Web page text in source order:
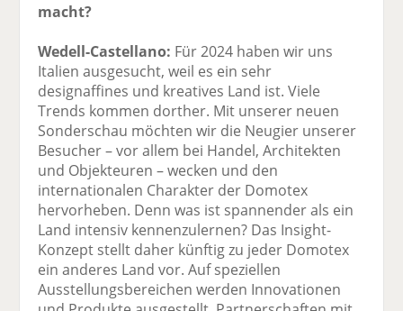
macht?
Wedell-Castellano: Für 2024 haben wir uns
Italien ausgesucht, weil es ein sehr
designaffines und kreatives Land ist. Viele
Trends kommen dorther. Mit unserer neuen
Sonderschau möchten wir die Neugier unserer
Besucher – vor allem bei Handel, Architekten
und Objekteuren – wecken und den
internationalen Charakter der Domotex
hervorheben. Denn was ist spannender als ein
Land intensiv kennenzulernen? Das Insight-
Konzept stellt daher künftig zu jeder Domotex
ein anderes Land vor. Auf speziellen
Ausstellungsbereichen werden Innovationen